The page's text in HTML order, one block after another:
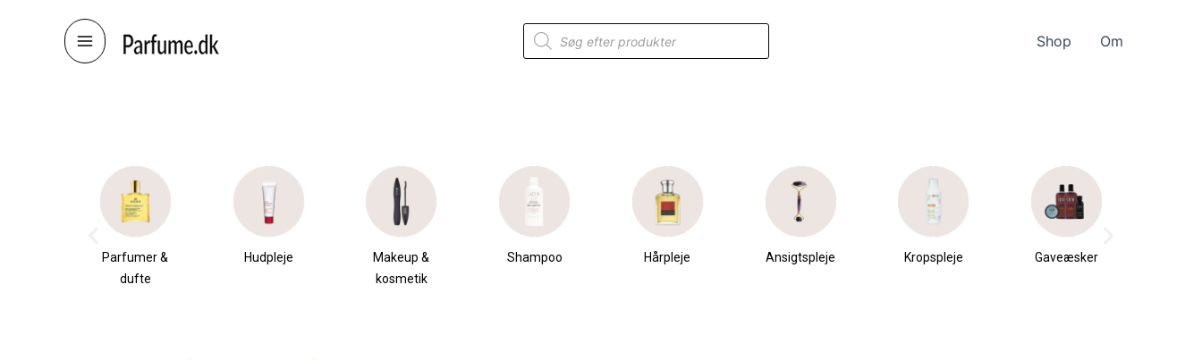
Products
search
Shop Om
Parfumer &
dufte
Hudpleje
Makeup &
kosmetik
Shampoo Hårpleje Ansigtspleje Kropspleje Gaveæsker